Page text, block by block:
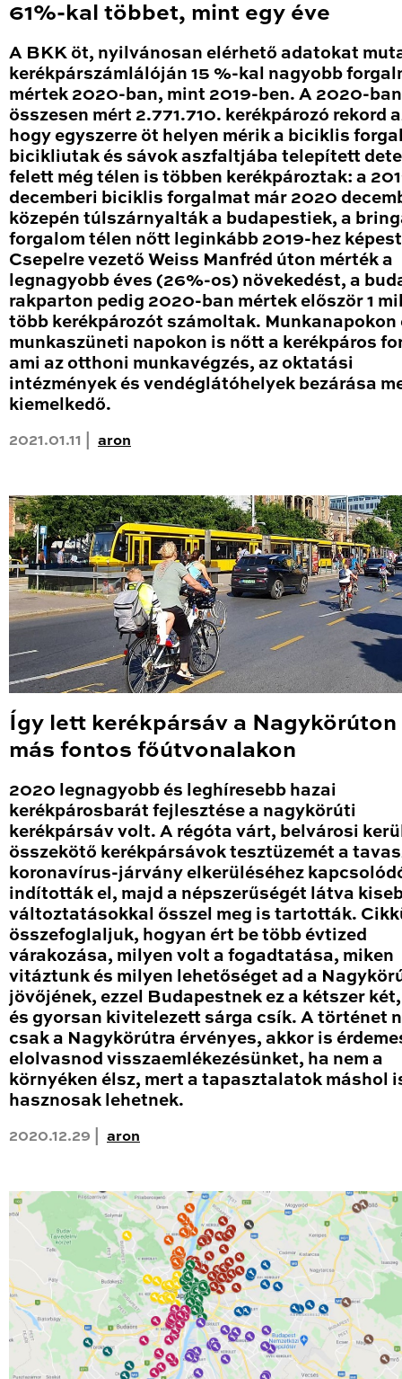
61%-kal többet, mint egy éve
A BKK öt, nyilvánosan elérhető adatokat
kerékpárszámlálóján 15 %-kal nagyobb
mértek 2020-ban, mint 2019-ben. A 2020-ban
összesen mért 2.771.710. kerékpározó rekord
hogy egyszerre öt helyen mérik a biciklis
bicikliutak és sávok aszfaltjába telepített
felett még télen is többen kerékpároztak: a
decemberi biciklis forgalmat már 2020
közepén túlszárnyalták a budapestiek, a
forgalom télen nőtt leginkább 2019-hez
Csepelre vezető Weiss Manfréd úton mérték a
legnagyobb éves (26%-os) növekedést, a
rakparton pedig 2020-ban mértek először 1
több kerékpározót számoltak. Munkanapokon
munkaszüneti napokon is nőtt a kerékpáros
ami az otthoni munkavégzés, az oktatási
intézmények és vendéglátóhelyek bezárása
kiemelkedő.
2021.01.11 | aron
Így lett kerékpársáv a Nagykörúton
más fontos főútvonalakon
2020 legnagyobb és leghíresebb hazai
kerékpárosbarát fejlesztése a nagykörúti
kerékpársáv volt. A régóta várt, belvárosi
összekötő kerékpársávok tesztüzemét a
koronavírus-járvány elkerüléséhez
indították el, majd a népszerűségét látva
változtatásokkal ősszel meg is tartották.
összefoglaljuk, hogyan ért be több évtized
várakozása, milyen volt a fogadtatása, miken
vitáztunk és milyen lehetőséget ad a
jövőjének, ezzel Budapestnek ez a kétszer
és gyorsan kivitelezett sárga csík. A történet
csak a Nagykörútra érvényes, akkor is
elolvasnod visszaemlékezésünket, ha nem a
környéken élsz, mert a tapasztalatok máshol
hasznosak lehetnek.
2020.12.29 | aron